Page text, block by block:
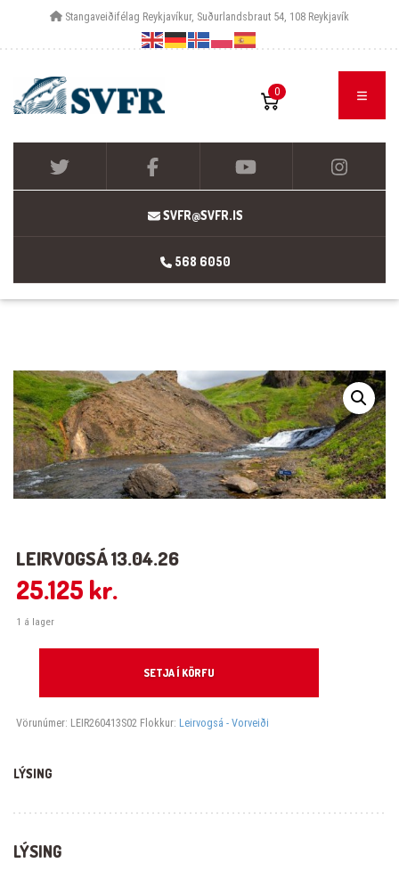
Stangaveiðifélag Reykjavíkur, Suðurlandsbraut 54, 108 Reykjavík
0
SVFR@SVFR.IS
568 6050
LEIRVOGSÁ 13.04.26
25.125 kr.
1 á lager
SETJA Í KÖRFU
Vörunúmer: LEIR260413S02 Flokkur: Leirvogsá - Vorveiði
LÝSING
LÝSING